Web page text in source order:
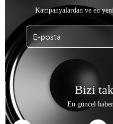
Kampanyalardan ve en
Bizi
En güncel